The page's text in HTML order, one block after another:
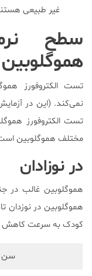
غیر طبیعی
سطح
هموگلوبین
تست الکتروفورز
نمی‌کند. (این در
تست الکتروفورز
مختلف هموگلوبین
در نوزادان
هموگلوبین در نوزدان
کودک به سرعت کاهش
سن